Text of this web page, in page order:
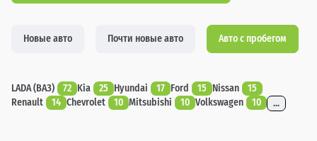
Новые авто Почти новые авто Авто с пробегом
LADA (ВАЗ) 72 Kia 25 Hyundai 17 Ford 15 Nissan
15
Renault
14 Chevrolet 10 Mitsubishi 10 Volkswagen 10 ...